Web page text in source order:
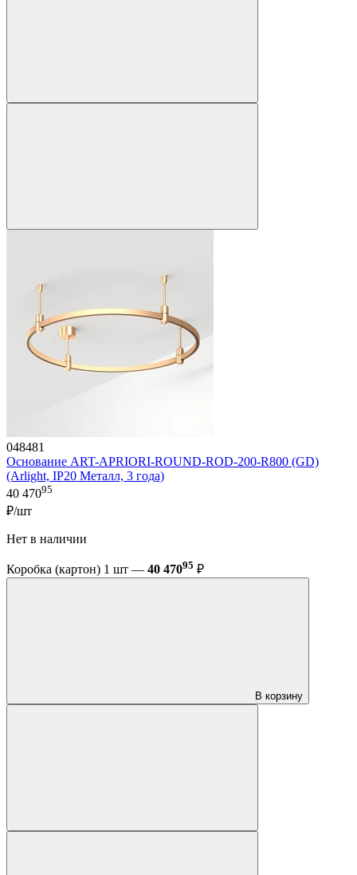
048481
Основание ART-APRIORI-ROUND-ROD-200-R800 (GD)
(Arlight, IP20 Металл, 3 года)
40 47095
₽/шт
Нет в наличии
Коробка (картон) 1 шт — 40 47095 ₽
В корзину